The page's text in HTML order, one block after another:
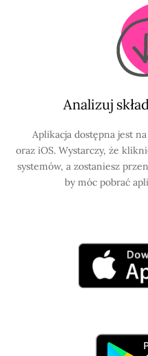
Analizuj
Aplikacja dostępna jest
oraz iOS. Wystarczy, że
systemów, a zostaniesz
by móc pobrać